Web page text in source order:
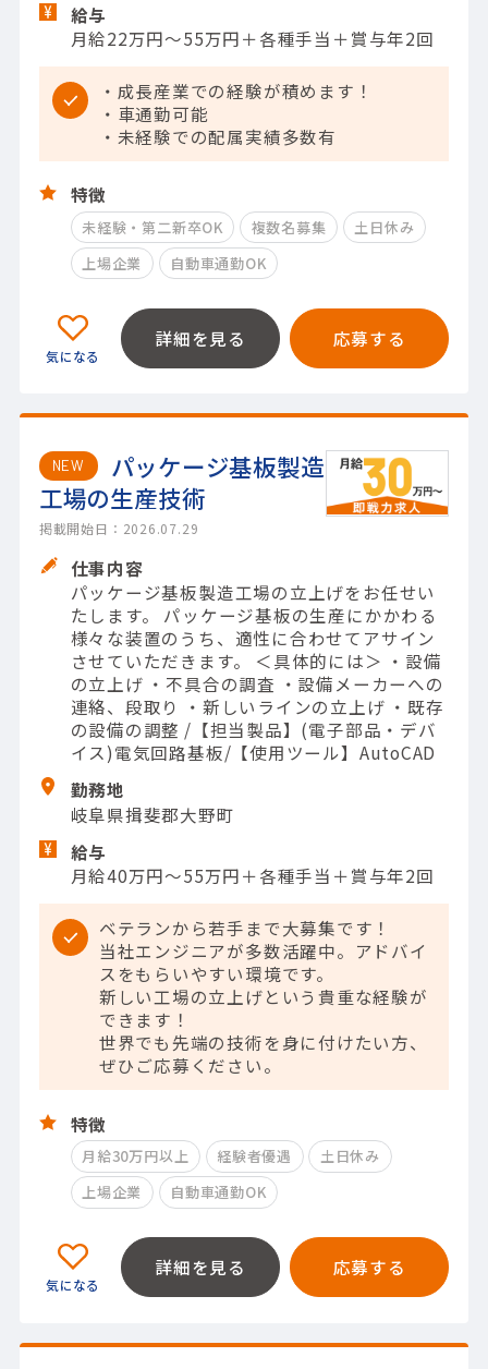
給与
月給22万円～55万円＋各種手当＋賞与年2回
・成長産業での経験が積めます！
・車通勤可能
・未経験での配属実績多数有
特徴
未経験・第二新卒OK 複数名募集
土日休み
上場企業
自動車通勤OK
詳細を見る 応募する
NEW
パッケージ基板製造
工場の生産技術
掲載開始日：2026.07.29
仕事内容
パッケージ基板製造工場の立上げをお任せい
たします。 パッケージ基板の生産にかかわる
様々な装置のうち、適性に合わせてアサイン
させていただきます。 ＜具体的には＞ ・設備
の立上げ ・不具合の調査 ・設備メーカーへの
連絡、段取り ・新しいラインの立上げ ・既存
の設備の調整 /【担当製品】(電子部品・デバ
イス)電気回路基板/【使用ツール】AutoCAD
勤務地
岐阜県揖斐郡大野町
給与
月給40万円～55万円＋各種手当＋賞与年2回
ベテランから若手まで大募集です！
当社エンジニアが多数活躍中。アドバイ
スをもらいやすい環境です。
新しい工場の立上げという貴重な経験が
できます！
世界でも先端の技術を身に付けたい方、
ぜひご応募ください。
特徴
月給30万円以上 経験者優遇
土日休み
上場企業
自動車通勤OK
詳細を見る 応募する